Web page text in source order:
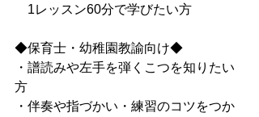
1レッスン60分で学びたい方
◆保育士・幼稚園教諭向け◆
・譜読みや左手を弾くこつを知りたい
方
・伴奏や指づかい・練習のコツをつか